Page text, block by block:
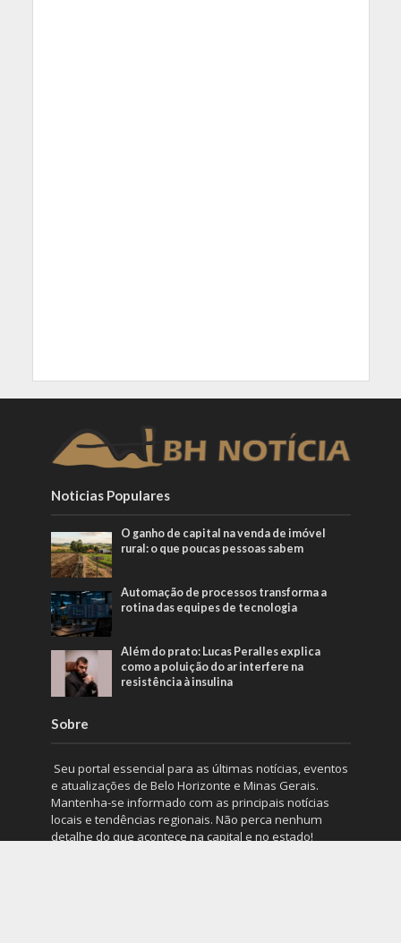
Noticias Populares
O ganho de capital na venda de imóvel
rural: o que poucas pessoas sabem
Automação de processos transforma a
rotina das equipes de tecnologia
Além do prato: Lucas Peralles explica
como a poluição do ar interfere na
resistência à insulina
Sobre
Seu portal essencial para as últimas notícias, eventos
e atualizações de Belo Horizonte e Minas Gerais.
Mantenha-se informado com as principais notícias
locais e tendências regionais. Não perca nenhum
detalhe do que acontece na capital e no estado!